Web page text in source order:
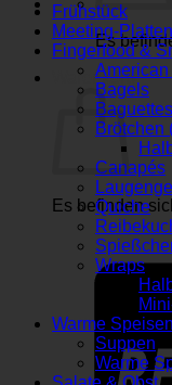
Es
Warenkorb
Es befinden
Frühstück
Meeting-Platten
Fingerfood &
Bagels
Baguettes
Brötchen
Canapés
Quiche
Wraps
Warme
Suppen
Warme